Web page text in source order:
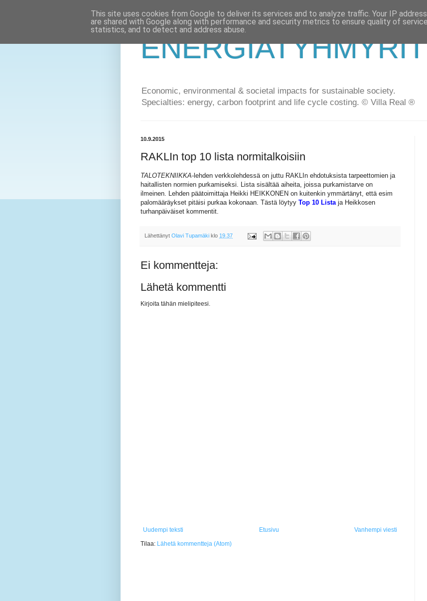
ENERGIATYHMYRIT
Economic, environmental & societal impacts for sustainable society.
Specialties: energy, carbon footprint and life cycle costing. © Villa Real ®
10.9.2015
RAKLIn top 10 lista normitalkoisiin
TALOTEKNIIKKA-lehden verkkolehdessä on juttu RAKLIn ehdotuksista tarpeettomien ja
haitallisten normien purkamiseksi. Lista sisältää aiheita, joissa purkamistarve on
ilmeinen. Lehden päätoimittaja Heikki HEIKKONEN on kuitenkin ymmärtänyt, että esim
palomääräykset pitäisi purkaa kokonaan. Tästä löytyy Top 10 Lista ja Heikkosen
turhanpäiväiset kommentit.
Lähettänyt Olavi Tupamäki klo 19.37
Ei kommentteja:
Lähetä kommentti
Kirjoita tähän mielipiteesi.
Uudempi teksti Vanhempi viesti
Etusivu
Tilaa: Lähetä kommentteja (Atom)
This site uses cookies from Google to deliver its services and to analyze traffic. Your IP
are shared with Google along with performance and security metrics to ensure quality of
statistics, and to detect and address abuse.